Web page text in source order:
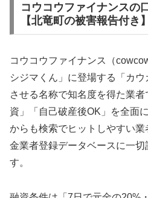
コウコウファイナンスの
【北竜町の被害報告付き】
コウコウファイナンス（
シジマくん」に登場する「カ
させる名称で知名度を得た業
資」「自己破産後OK」を全面
からも検索でヒットしやすい
金業者登録データベースに一
す。